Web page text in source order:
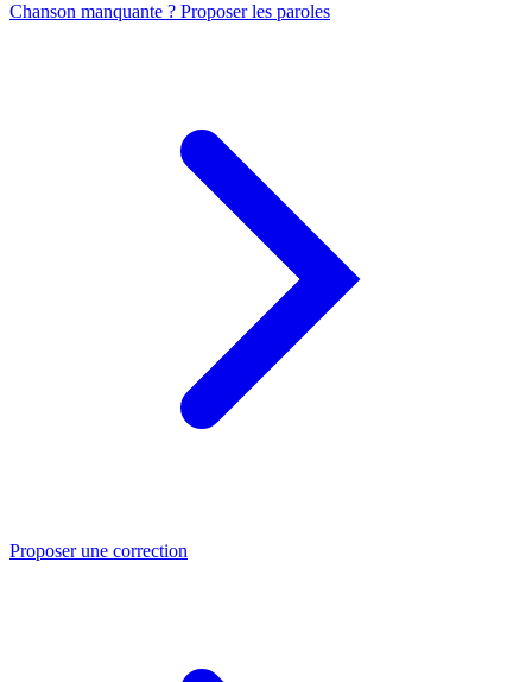
Chanson manquante ? Proposer les paroles
Proposer une correction